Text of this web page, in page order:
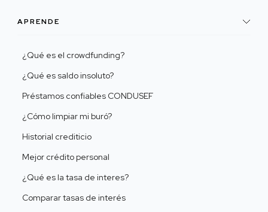
APRENDE
¿Qué es el crowdfunding?
¿Qué es saldo insoluto?
Préstamos confiables CONDUSEF
¿Cómo limpiar mi buró?
Historial crediticio
Mejor crédito personal
¿Qué es la tasa de interes?
Comparar tasas de interés